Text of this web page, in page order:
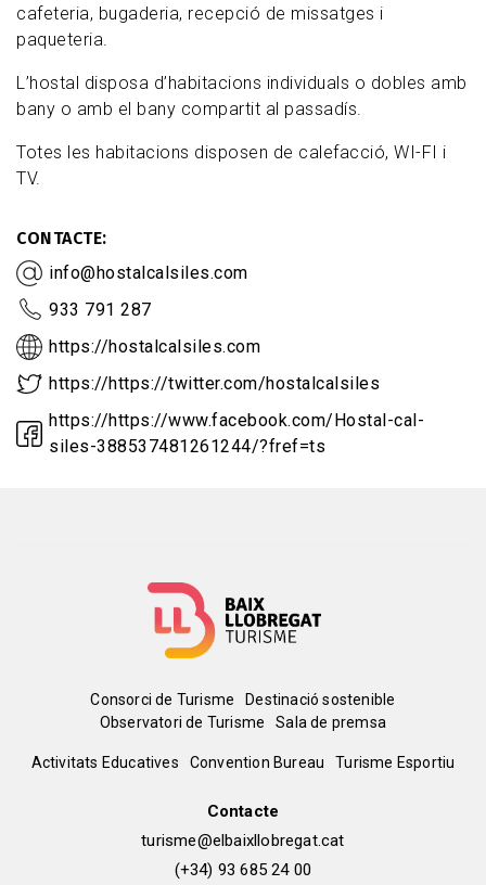
cafeteria, bugaderia, recepció de missatges i
paqueteria.
L’hostal disposa d’habitacions individuals o dobles amb
bany o amb el bany compartit al passadís.
Totes les habitacions disposen de calefacció, WI-FI i
TV.
CONTACTE
info@hostalcalsiles.com
933 791 287
https://hostalcalsiles.com
https://https://twitter.com/hostalcalsiles
https://https://www.facebook.com/Hostal-cal-
siles-388537481261244/?fref=ts
Menú
del
Consorci de Turisme
Destinació sostenible
Observatori de Turisme
Sala de premsa
Peu
Activitats Educatives Convention Bureau Turisme Esportiu
Contacte
turisme@elbaixllobregat.cat
(+34) 93 685 24 00